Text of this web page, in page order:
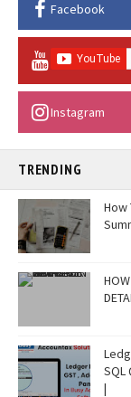
Facebook
Instagram
TRENDING
How
SQL
|